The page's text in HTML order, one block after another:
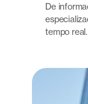
De
tempo